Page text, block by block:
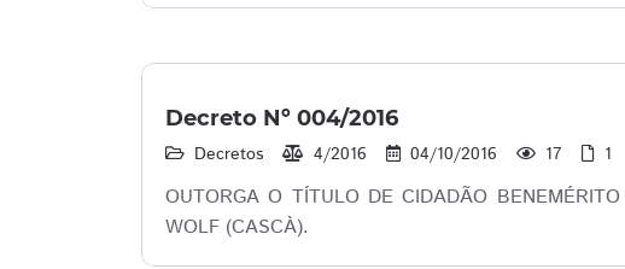
Decreto Nº 004/2016
Decretos 4/2016 04/10/2016 17 1
OUTORGA O TÍTULO DE CIDADÃO
WOLF (CASCÀ).